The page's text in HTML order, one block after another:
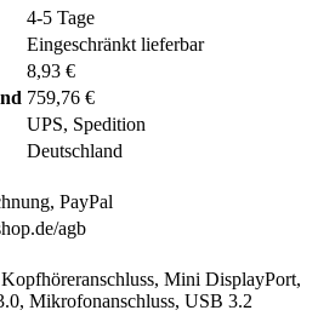
4-5 Tage
Eingeschränkt lieferbar
8,93 €
759,76 €
UPS, Spedition
Deutschland
PayPal
agb
Mini DisplayPort,
Mikrofonanschluss, USB 3.2